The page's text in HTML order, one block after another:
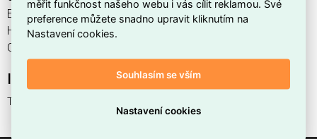
EAN 8021696321981, kód dodavatele 321981. TORRE PT1
H22 COFFEE nabízíme od 1 ks. Kód EMAS TORRE PT1 H22
COFFEE je ELSVOS1786643.
Interní název produktu
TORRE PT1 H22 COFFEE
měřit funkčnost našeho webu i vás cílit reklamou. Své
preference můžete snadno upravit kliknutím na
Nastavení cookies.
Souhlasím se vším
Nastavení cookies